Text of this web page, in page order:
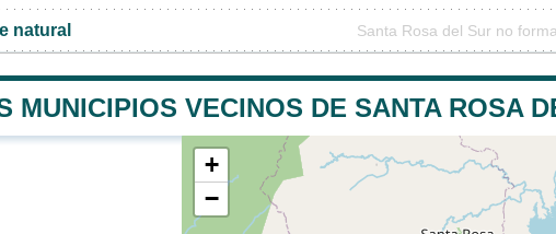
natural Santa Rosa del Sur no
MUNICIPIOS VECINOS DE SANTA ROSA
+
−